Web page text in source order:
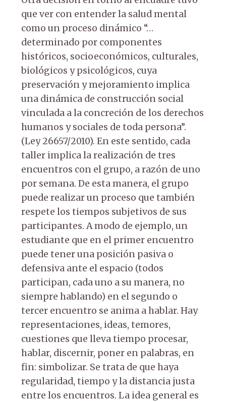
que ver con entender la salud mental
como un proceso dinámico “…
determinado por componentes
históricos, socioeconómicos, culturales,
biológicos y psicológicos, cuya
preservación y mejoramiento implica
una dinámica de construcción social
vinculada a la concreción de los derechos
humanos y sociales de toda persona”.
(Ley 26657/2010). En este sentido, cada
taller implica la realización de tres
encuentros con el grupo, a razón de uno
por semana. De esta manera, el grupo
puede realizar un proceso que también
respete los tiempos subjetivos de sus
participantes. A modo de ejemplo, un
estudiante que en el primer encuentro
puede tener una posición pasiva o
defensiva ante el espacio (todos
participan, cada uno a su manera, no
siempre hablando) en el segundo o
tercer encuentro se anima a hablar. Hay
representaciones, ideas, temores,
cuestiones que lleva tiempo procesar,
hablar, discernir, poner en palabras, en
fin: simbolizar. Se trata de que haya
regularidad, tiempo y la distancia justa
entre los encuentros. La idea general es